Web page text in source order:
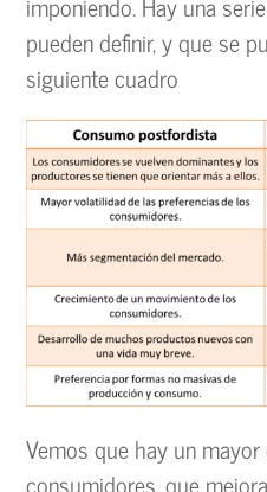
pueden definir, y que se
siguiente cuadro
Vemos que hay un
consumidores, que